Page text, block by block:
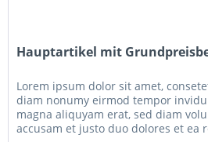
Hauptartikel mit
Lorem ipsum dolor sit amet,
diam nonumy eirmod tempor
magna aliquyam erat, sed diam
accusam et justo duo dolores et ea